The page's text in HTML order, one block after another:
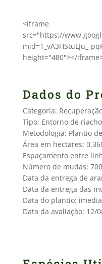
<iframe
src="https://
mid=1_vA3HStuLJu_-
height="480"></
Dados do
Categoria:
Tipo: Entorno de
Metodologia: Plantio
Área em hectares:
Espaçamento entre
Número de mudas: 700
Data da entrega de
Data da entrega das
Data do plantio:
Data da avaliação: 12/